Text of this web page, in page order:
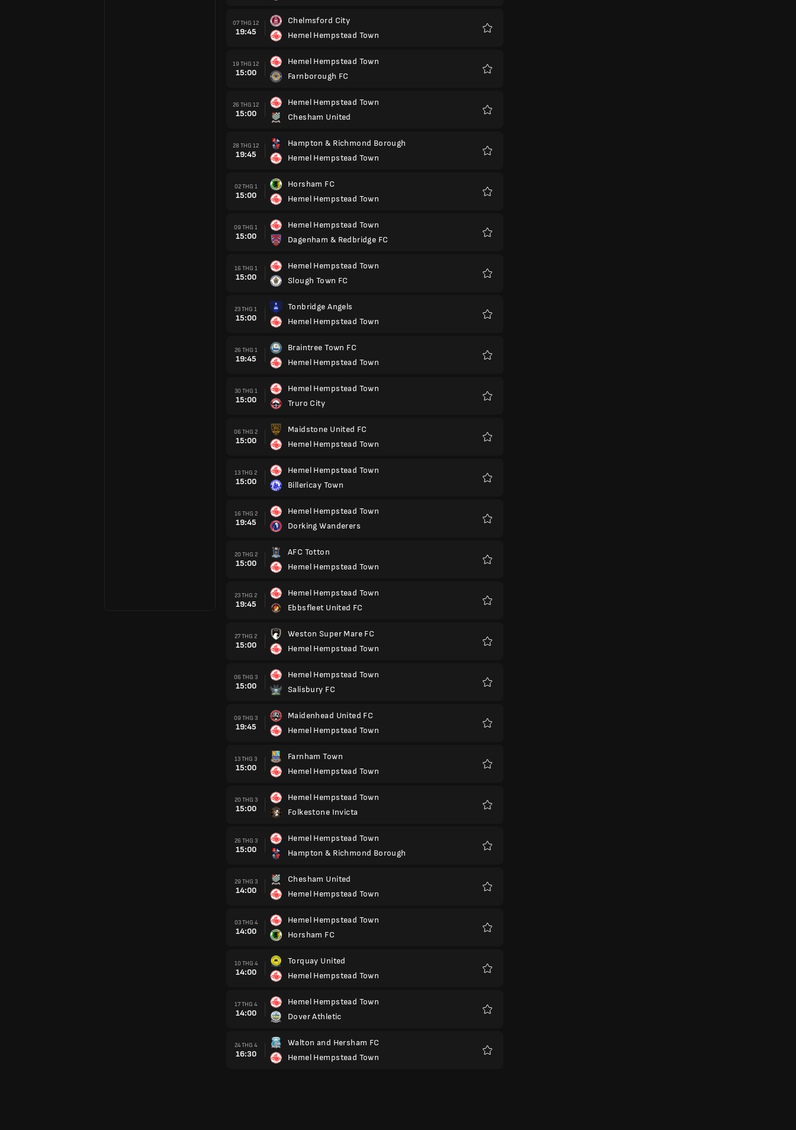
07 THG 12
19:45
Chelmsford City
Hemel Hempstead Town
19 THG 12
15:00
Hemel Hempstead Town
Farnborough FC
26 THG 12
15:00
Hemel Hempstead Town
Chesham United
28 THG 12
19:45
Hampton & Richmond Borough
Hemel Hempstead Town
02 THG 1
15:00
Horsham FC
Hemel Hempstead Town
09 THG 1
15:00
Hemel Hempstead Town
Dagenham & Redbridge FC
16 THG 1
15:00
Hemel Hempstead Town
Slough Town FC
23 THG 1
15:00
Tonbridge Angels
Hemel Hempstead Town
26 THG 1
19:45
Braintree Town FC
Hemel Hempstead Town
30 THG 1
15:00
Hemel Hempstead Town
Truro City
06 THG 2
15:00
Maidstone United FC
Hemel Hempstead Town
13 THG 2
15:00
Hemel Hempstead Town
Billericay Town
16 THG 2
19:45
Hemel Hempstead Town
Dorking Wanderers
20 THG 2
15:00
AFC Totton
Hemel Hempstead Town
23 THG 2
19:45
Hemel Hempstead Town
Ebbsfleet United FC
27 THG 2
15:00
Weston Super Mare FC
Hemel Hempstead Town
06 THG 3
15:00
Hemel Hempstead Town
Salisbury FC
09 THG 3
19:45
Maidenhead United FC
Hemel Hempstead Town
13 THG 3
15:00
Farnham Town
Hemel Hempstead Town
20 THG 3
15:00
Hemel Hempstead Town
Folkestone Invicta
26 THG 3
15:00
Hemel Hempstead Town
Hampton & Richmond Borough
29 THG 3
14:00
Chesham United
Hemel Hempstead Town
03 THG 4
14:00
Hemel Hempstead Town
Horsham FC
10 THG 4
14:00
Torquay United
Hemel Hempstead Town
17 THG 4
14:00
Hemel Hempstead Town
Dover Athletic
24 THG 4
16:30
Walton and Hersham FC
Hemel Hempstead Town